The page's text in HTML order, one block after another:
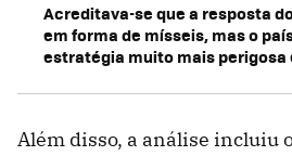
Acreditava-se que a resposta
em forma de mísseis, mas o
estratégia muito mais perigosa
Além disso, a análise incluiu